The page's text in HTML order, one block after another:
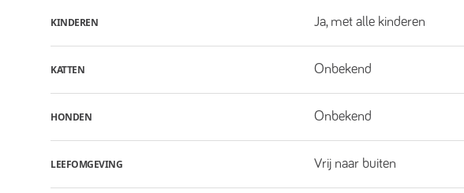
KINDEREN Ja, met alle kinderen
KATTEN Onbekend
HONDEN Onbekend
LEEFOMGEVING Vrij naar buiten